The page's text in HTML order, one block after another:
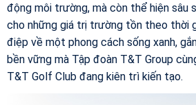
động môi trường, mà còn thể hiện sâu
cho những giá trị trường tồn theo thời
điệp về một phong cách sống xanh,
bền vững mà Tập đoàn T&T Group
T&T Golf Club đang kiên trì kiến tạo.